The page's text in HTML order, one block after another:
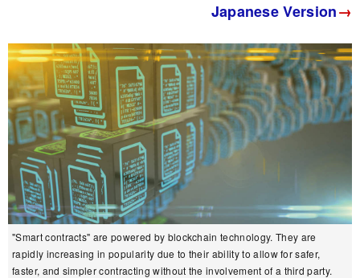
Japanese Version→
"Smart contracts" are powered by blockchain technology. They are
rapidly increasing in popularity due to their ability to allow for safer,
faster, and simpler contracting without the involvement of a third party.